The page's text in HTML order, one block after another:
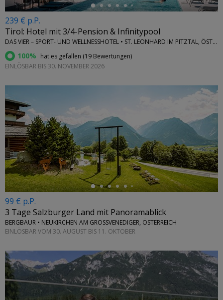
239 € p.P.
Tirol: Hotel mit 3/4-Pension & Infinitypool
DAS VIER – SPORT- UND WELLNESSHOTEL • ST. LEONHARD IM PITZTAL, ÖSTERREICH
100% hat es gefallen (19 Bewertungen)
EINLÖSBAR BIS 30. NOVEMBER 2026
←
99 € p.P.
3 Tage Salzburger Land mit Panoramablick
BERGBAUR • NEUKIRCHEN AM GROSSVENEDIGER, ÖSTERREICH
EINLÖSBAR VOM 30. AUGUST BIS 11. OKTOBER